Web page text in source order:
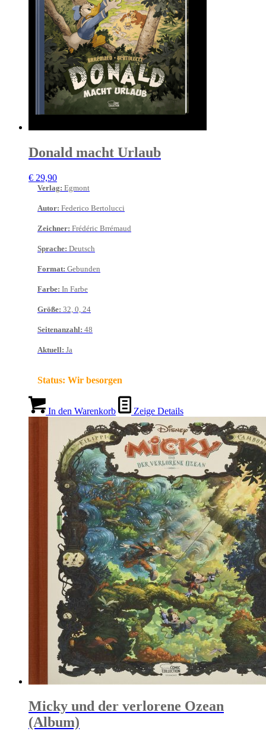
Donald macht Urlaub
€ 29,90
Verlag: Egmont
Autor: Federico Bertolucci
Zeichner: Frédéric Brrémaud
Sprache: Deutsch
Format: Gebunden
Farbe: In Farbe
Größe: 32, 0, 24
Seitenanzahl: 48
Aktuell: Ja
Status: Wir besorgen
In den Warenkorb Zeige Details
Micky und der verlorene Ozean
(Album)